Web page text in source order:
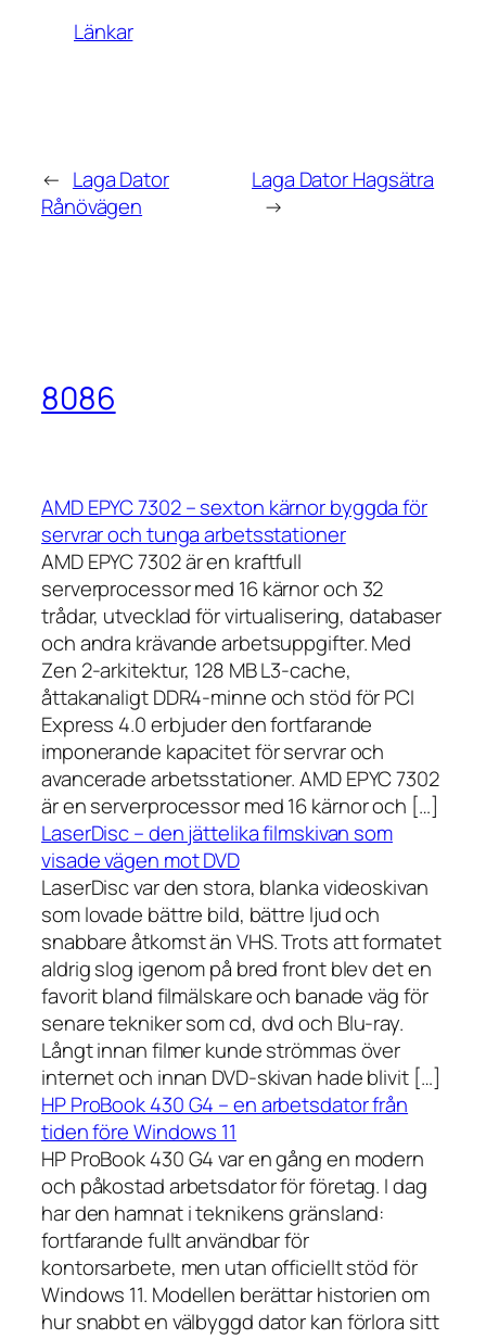
Länkar
← Laga Dator
Rånövägen
Laga Dator Hagsätra
→
8086
AMD EPYC 7302 – sexton kärnor byggda för
servrar och tunga arbetsstationer
AMD EPYC 7302 är en kraftfull
serverprocessor med 16 kärnor och 32
trådar, utvecklad för virtualisering, databaser
och andra krävande arbetsuppgifter. Med
Zen 2-arkitektur, 128 MB L3-cache,
åttakanaligt DDR4-minne och stöd för PCI
Express 4.0 erbjuder den fortfarande
imponerande kapacitet för servrar och
avancerade arbetsstationer. AMD EPYC 7302
är en serverprocessor med 16 kärnor och […]
LaserDisc – den jättelika filmskivan som
visade vägen mot DVD
LaserDisc var den stora, blanka videoskivan
som lovade bättre bild, bättre ljud och
snabbare åtkomst än VHS. Trots att formatet
aldrig slog igenom på bred front blev det en
favorit bland filmälskare och banade väg för
senare tekniker som cd, dvd och Blu-ray.
Långt innan filmer kunde strömmas över
internet och innan DVD-skivan hade blivit […]
HP ProBook 430 G4 – en arbetsdator från
tiden före Windows 11
HP ProBook 430 G4 var en gång en modern
och påkostad arbetsdator för företag. I dag
har den hamnat i teknikens gränsland:
fortfarande fullt användbar för
kontorsarbete, men utan officiellt stöd för
Windows 11. Modellen berättar historien om
hur snabbt en välbyggd dator kan förlora sitt